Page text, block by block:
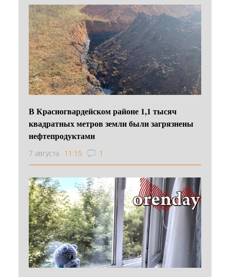
В Красногвардейском районе 1,1 тысяч
квадратных метров земли были загрязнены
нефтепродуктами
7 августа 11:15 1